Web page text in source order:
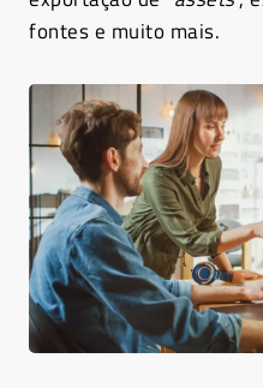
fontes e muito mais.